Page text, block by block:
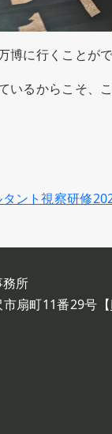
博に行くことが
いるからこそ、
ント視察研修
所
扇町11番29号【